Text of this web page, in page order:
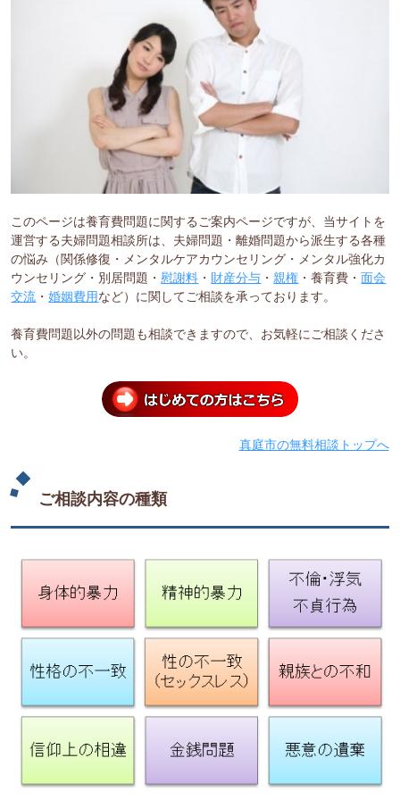
このページは養育費問題に関するご案内ページですが、当サイトを
運営する夫婦問題相談所は、夫婦問題・離婚問題から派生する各種
の悩み（関係修復・メンタルケアカウンセリング・メンタル強化カ
ウンセリング・別居問題・慰謝料 ・ 財産分与 ・親権 ・養育費・面会
交流 ・婚姻費用など）に関してご相談を承っております。
養育費問題以外の問題も相談できますので、お気軽にご相談くださ
い。
真庭市の無料相談トップへ
ご相談内容の種類